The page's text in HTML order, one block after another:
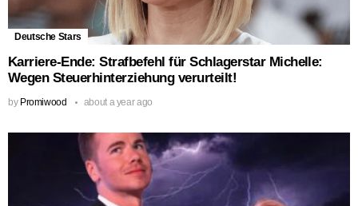
Deutsche Stars
Karriere-Ende: Strafbefehl für Schlagerstar Michelle:
Wegen Steuerhinterziehung verurteilt!
by Promiwood about a year ago